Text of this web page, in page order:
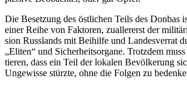
Die Beset­zung des öst­li­chen Teils des Donbas
einer Reihe von Fak­to­ren, zual­ler­erst der
sion Russ­lands mit Bei­hilfe und Lan­des­ver­rat
„Eliten“ und Sicher­heits­or­gane. Trotz­dem
tie­ren, dass ein Teil der lokalen Bevöl­ke­rung
Unge­wisse stürzte, ohne die Folgen zu